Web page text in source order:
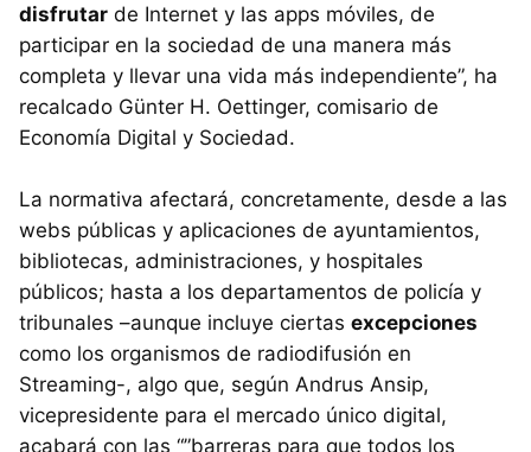
disfrutar de Internet y las apps móviles, de
participar en la sociedad de una manera más
completa y llevar una vida más independiente”, ha
recalcado Günter H. Oettinger, comisario de
Economía Digital y Sociedad.
La normativa afectará, concretamente, desde a las
webs públicas y aplicaciones de ayuntamientos,
bibliotecas, administraciones, y hospitales
públicos; hasta a los departamentos de policía y
tribunales –aunque incluye ciertas excepciones
como los organismos de radiodifusión en
Streaming-, algo que, según Andrus Ansip,
vicepresidente para el mercado único digital,
acabará con las “”barreras para que todos los